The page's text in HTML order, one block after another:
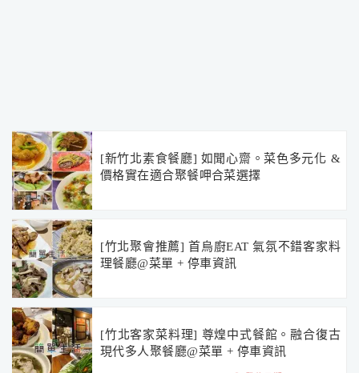
[新竹北素食餐廳] 如聞心齋。菜色多元化 &
價格實在適合聚餐呷合菜選擇
[竹北聚會推薦] 首烏廚EAT 氣氛不錯客家料
理餐廳@菜單 + 停車資訊
[竹北客家菜料理] 尊煌中式餐館。融合復古
現代多人聚餐廳@菜單 + 停車資訊